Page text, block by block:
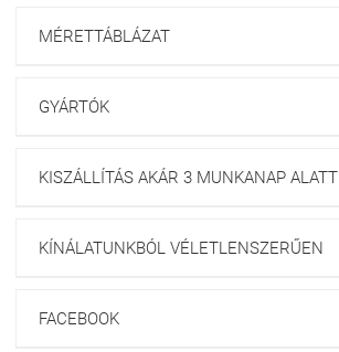
MÉRETTÁBLÁZAT
GYÁRTÓK
KISZÁLLÍTÁS AKÁR 3 MUNKANAP ALATT
KÍNÁLATUNKBÓL VÉLETLENSZERŰEN
FACEBOOK